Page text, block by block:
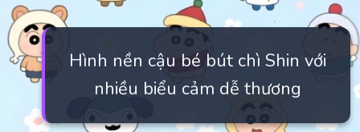
Hình nền cậu bé bút chì Shin với
nhiều biểu cảm dễ thương